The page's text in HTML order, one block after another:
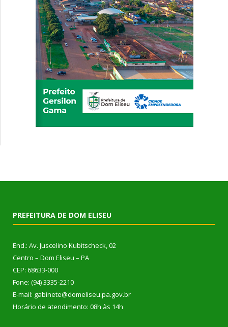
PREFEITURA DE DOM ELISEU
End.: Av. Juscelino Kubitscheck, 02
Centro – Dom Eliseu – PA
CEP: 68633-000
Fone: (94) 3335-2210
E-mail: gabinete@domeliseu.pa.gov.br
Horário de atendimento: 08h às 14h